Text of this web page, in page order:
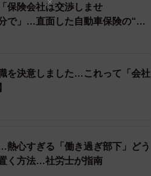
得ない事情がある場合の連絡ま
け？これどうやったっけ？」と
社側が「簡単な確認」のつもりで
緊急時だから」と安易に判断し
なされますか
っても、会社の指示で業務に対
保険会社は交渉しませ
で」…直面した自動車保険の“落
を決意しました…これって「会社
心すぎる「働き過ぎ部下」どう
く方法…社労士が指南